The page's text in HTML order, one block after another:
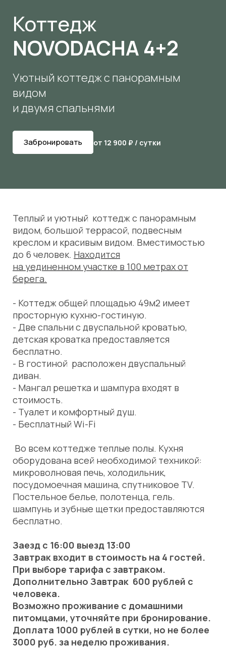
Коттедж
NOVODACHA 4+2
Уютный коттедж с панорамным
видом
и двумя спальнями
Забронировать от 12 900 ₽ / сутки
Теплый и уютный коттедж с панорамным
видом, большой террасой, подвесным
креслом и красивым видом. Вместимостью
до 6 человек. Находится
на уединенном участке в 100 метрах от
берега.
- Коттедж общей площадью 49м2 имеет
просторную кухню-гостиную.
- Две спальни с двуспальной кроватью,
детская кроватка предоставляется
бесплатно.
- В гостиной расположен двуспальный
диван.
- Мангал решетка и шампура входят в
стоимость.
- Туалет и комфортный душ.
- Бесплатный Wi-Fi
Во всем коттедже теплые полы. Кухня
оборудована всей необходимой техникой:
микроволновая печь, холодильник,
посудомоечная машина, спутниковое TV.
Постельное белье, полотенца, гель.
шампунь и зубные щетки предоставляются
бесплатно.
Заезд с 16:00 выезд 13:00
Завтрак входит в стоимость на 4 гостей.
При выборе тарифа с завтраком.
Дополнительно Завтрак 600 рублей с
человека.
Возможно проживание с домашними
питомцами, уточняйте при бронирование.
Доплата 1000 рублей в сутки, но не более
3000 руб. за неделю проживания.